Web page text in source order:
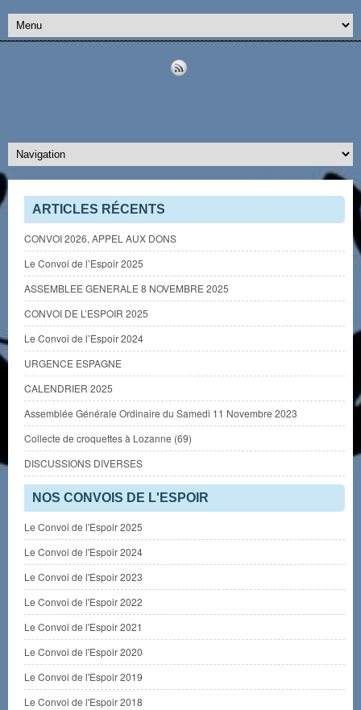
ARTICLES RÉCENTS
CONVOI 2026, APPEL AUX DONS
Le Convoi de l’Espoir 2025
ASSEMBLEE GENERALE 8 NOVEMBRE 2025
CONVOI DE L’ESPOIR 2025
Le Convoi de l’Espoir 2024
URGENCE ESPAGNE
CALENDRIER 2025
Assemblée Générale Ordinaire du Samedi 11 Novembre 2023
Collecte de croquettes à Lozanne (69)
DISCUSSIONS DIVERSES
NOS CONVOIS DE L'ESPOIR
Le Convoi de l'Espoir 2025
Le Convoi de l'Espoir 2024
Le Convoi de l'Espoir 2023
Le Convoi de l'Espoir 2022
Le Convoi de l'Espoir 2021
Le Convoi de l'Espoir 2020
Le Convoi de l'Espoir 2019
Le Convoi de l'Espoir 2018